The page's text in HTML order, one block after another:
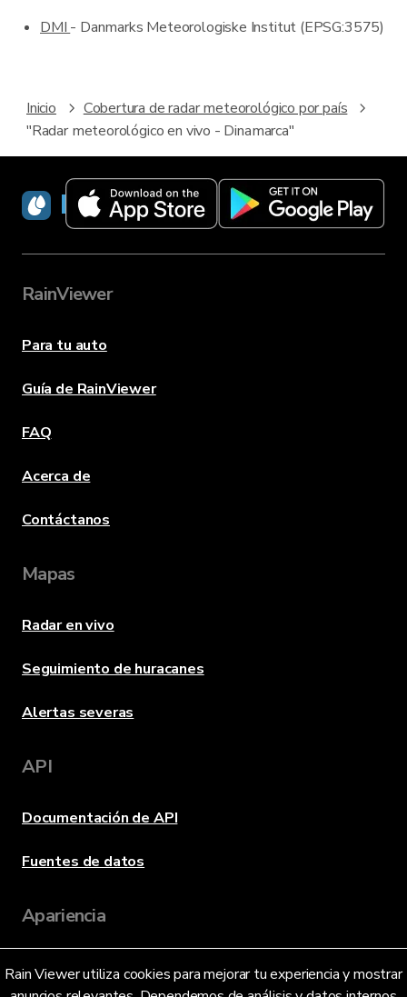
DMI - Danmarks Meteorologiske Institut (EPSG:3575)
Rain Viewer utiliza cookies para mejorar tu experiencia y mostrar
Inicio
Cobertura de radar meteorológico por país
"Radar meteorológico en vivo - Dinamarca"
RainViewer
RainViewer
Para tu auto
Guía de RainViewer
FAQ
Acerca de
Contáctanos
Mapas
Radar en vivo
Seguimiento de huracanes
Alertas severas
API
Documentación de API
Fuentes de datos
Apariencia